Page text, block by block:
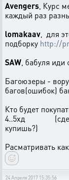
Avengers, Курс
каждый раз
lomakaav, для
подборку http://
SAW, бабуля иди
Багоюзеры -
багов(ошибок)
Кто будет
4..5хд
купишь?)
Расматривать
24 Апреля 2017 15:35:56